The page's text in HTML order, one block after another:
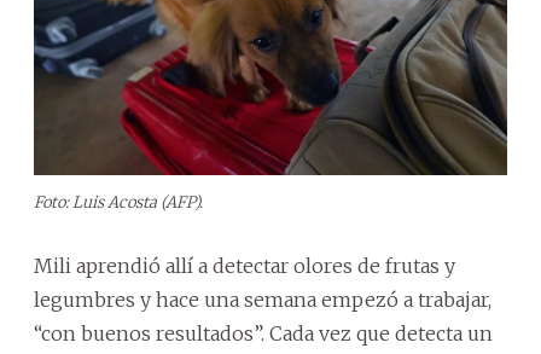
Foto: Luis Acosta (AFP).
Mili aprendió allí a detectar olores de frutas y
legumbres y hace una semana empezó a trabajar,
“con buenos resultados”. Cada vez que detecta un